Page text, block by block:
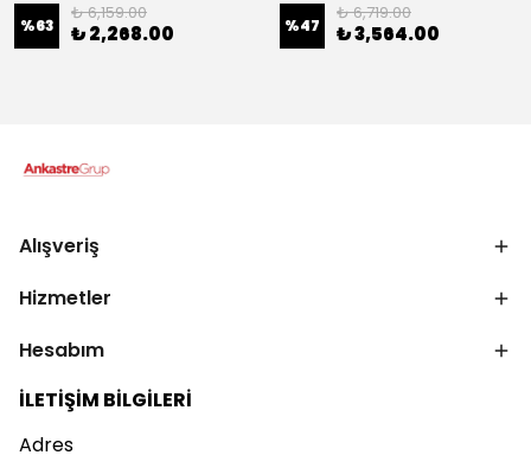
%63
₺ 6,159.00
₺ 2,268.00 %47
₺ 6,719.00
₺ 3,564.00
Alışveriş
Hizmetler
Hesabım
İLETİŞİM BİLGİLERİ
Adres